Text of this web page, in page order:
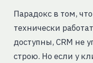
Парадокс в том,
технически
доступны, CRM не
строю. Но если у